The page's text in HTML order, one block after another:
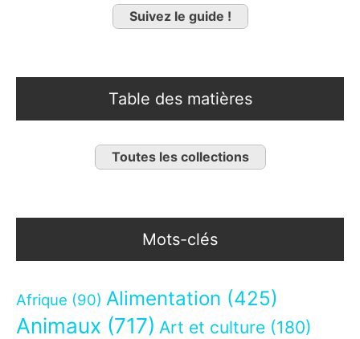
Suivez le guide !
Table des matières
Toutes les collections
Mots-clés
Afrique (90) Alimentation (425)
Animaux (717) Art et culture (180)